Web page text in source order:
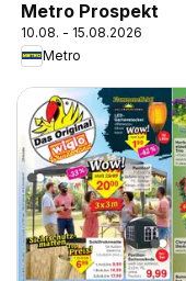
Metro Prospekt
10.08. - 15.08.2026
Metro